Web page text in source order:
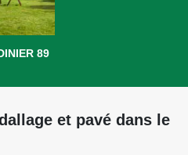
89
et pavé dans le